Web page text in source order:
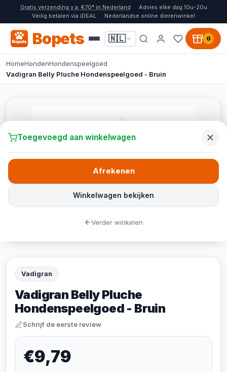
Gratis verzending v.a. €70* in Nederland
Advies elke dag 10u-20u
Veilig betalen via iDEAL
Nederlandse online dierenwinkel
Bopets 🇳🇱 0
HomeHondenHondenspeelgoed
Vadigran Belly Pluche Hondenspeelgoed - Bruin
Vadigran
Vadigran Belly Pluche
Hondenspeelgoed - Bruin
Schrijf de eerste review
€9,79
Toegevoegd aan winkelwagen
Winkelwagen bekijken
Afrekenen
Verder winkelen